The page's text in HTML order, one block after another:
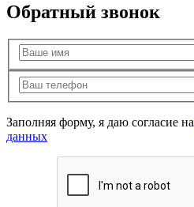
Обратный звонок
Заполняя форму, я даю согласие на
данных